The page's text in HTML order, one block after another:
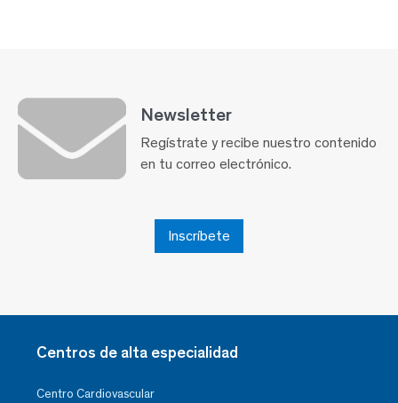
Newsletter
Regístrate y recibe nuestro contenido
en tu correo electrónico.
Inscríbete
Centros de alta especialidad
Centro Cardiovascular